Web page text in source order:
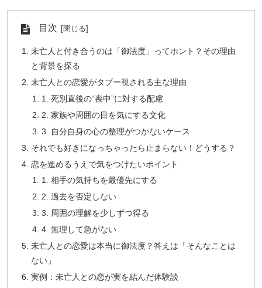
目次
未亡人と付き合うのは「御法度」ってホント？その理由
と背景を探る
未亡人との恋愛がタブー視される主な理由
1. 死別直後の“喪中”に対する配慮
2. 家族や周囲の目を気にする文化
3. 自分自身の心の整理がつかないケース
それでも好きになっちゃったら止まらない！どうする？
恋を進めるうえで気をつけたいポイント
1. 相手の気持ちを最優先にする
2. 過去を否定しない
3. 周囲の理解を少しずつ得る
4. 無理して急がない
未亡人との恋愛は本当に御法度？答えは「そんなことは
ない」
実例：未亡人との恋が実を結んだ体験談